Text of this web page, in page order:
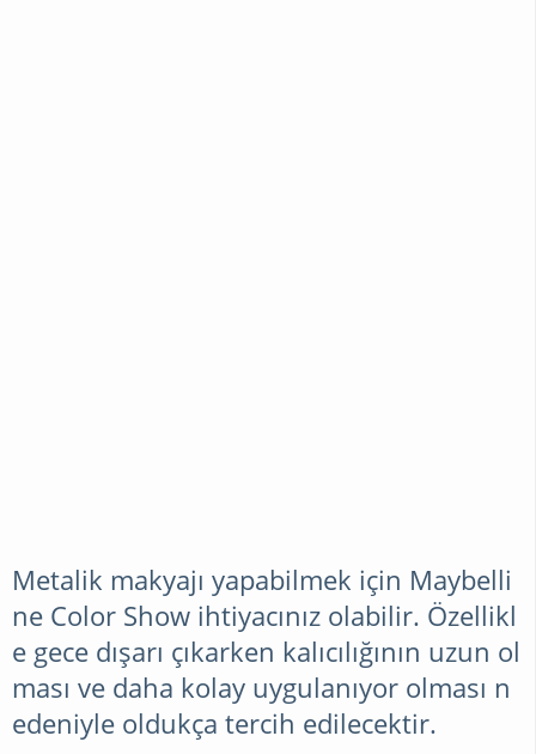
Metalik makyajı yapabilmek için Maybelli
ne Color Show ihtiyacınız olabilir. Özellikl
e gece dışarı çıkarken kalıcılığının uzun ol
ması ve daha kolay uygulanıyor olması n
edeniyle oldukça tercih edilecektir.